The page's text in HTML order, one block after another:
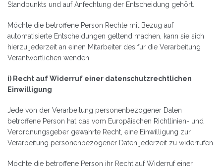
Standpunkts und auf Anfechtung der Entscheidung gehört.
Möchte die betroffene Person Rechte mit Bezug auf
automatisierte Entscheidungen geltend machen, kann sie sich
hierzu jederzeit an einen Mitarbeiter des für die Verarbeitung
Verantwortlichen wenden.
i) Recht auf Widerruf einer datenschutzrechtlichen
Einwilligung
Jede von der Verarbeitung personenbezogener Daten
betroffene Person hat das vom Europäischen Richtlinien- und
Verordnungsgeber gewährte Recht, eine Einwilligung zur
Verarbeitung personenbezogener Daten jederzeit zu widerrufen.
Möchte die betroffene Person ihr Recht auf Widerruf einer